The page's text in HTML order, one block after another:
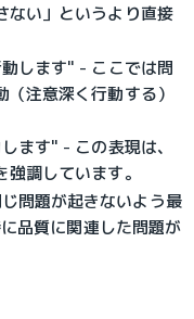
ない」というより直接
します" - ここでは問
注意深く行動する）
ます" - この表現は、
調しています。
問題が起きないよう最
品質に関連した問題が